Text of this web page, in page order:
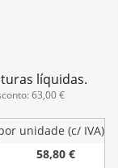
líquidas.
63,00 €
unidade (c/ IVA)
58,80 €